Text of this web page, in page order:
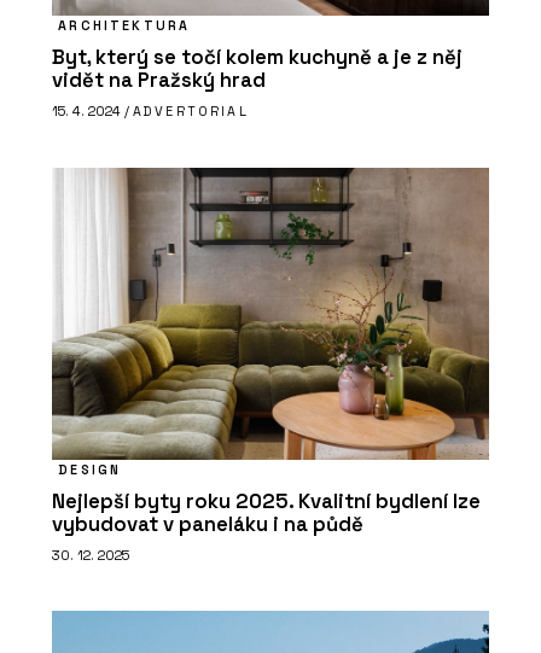
ARCHITEKTURA
Byt, který se točí kolem kuchyně a je z něj
vidět na Pražský hrad
15. 4. 2024 / ADVERTORIAL
DESIGN
Nejlepší byty roku 2025. Kvalitní bydlení lze
vybudovat v paneláku i na půdě
30. 12. 2025